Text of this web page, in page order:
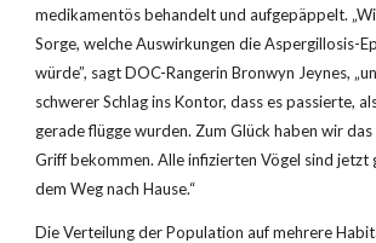
medikamentös behandelt und aufgepäppelt.
Sorge, welche Auswirkungen die Aspergillosis-
würde”, sagt DOC-Rangerin Bronwyn Jeynes,
schwerer Schlag ins Kontor, dass es passierte,
gerade flügge wurden. Zum Glück haben wir
Griff bekommen. Alle infizierten Vögel sind jetzt
dem Weg nach Hause.“
Die Verteilung der Population auf mehrere